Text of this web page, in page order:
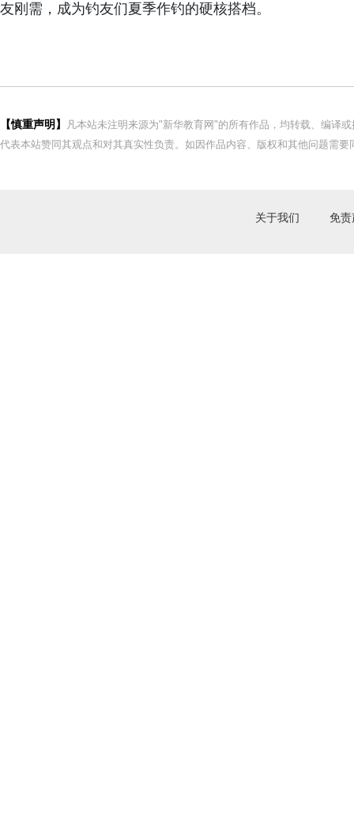
友刚需，成为钓友们夏季作钓的硬核搭档。
【慎重声明】
凡本站未注明来源为"新华教育网"的所有作品，均转载、编译
代表本站赞同其观点和对其真实性负责。如因作品内容、版权和其他问题需
关于我们 免责